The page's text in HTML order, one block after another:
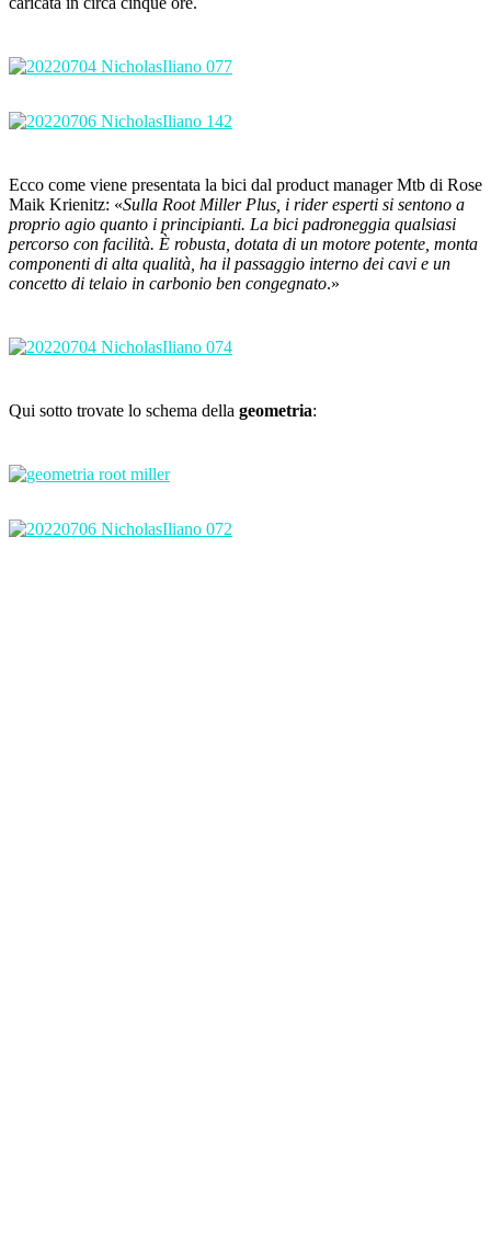
Ecco come viene presentata la bici dal product manager Mtb di Rose
Maik Krienitz: «Sulla Root Miller Plus, i rider esperti si sentono a
proprio agio quanto i principianti. La bici padroneggia qualsiasi
percorso con facilità. È robusta, dotata di un motore potente, monta
componenti di alta qualità, ha il passaggio interno dei cavi e un
concetto di telaio in carbonio ben congegnato.»
Qui sotto trovate lo schema della geometria: